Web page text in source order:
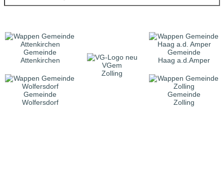
Gemeinde
Attenkirchen
VGem
Zolling
Gemeinde
Haag a.d.Amper
Gemeinde
Wolfersdorf
Gemeinde
Zolling